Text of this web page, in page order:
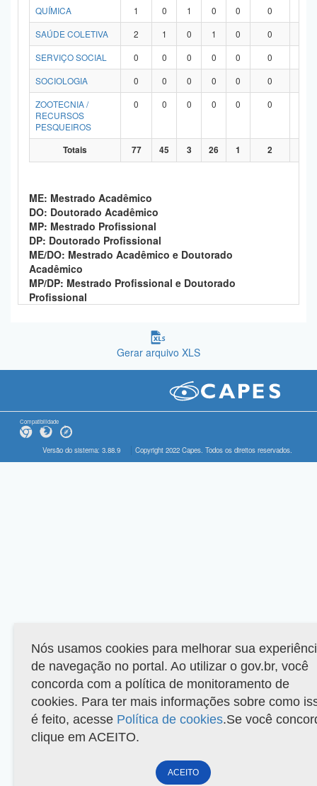
QUÍMICA
1 0 1 0 0 0
SAÚDE COLETIVA
2 1 0 1 0 0
SERVIÇO SOCIAL
0 0 0 0 0 0
SOCIOLOGIA
0 0 0 0 0 0
ZOOTECNIA /
RECURSOS
PESQUEIROS
0 0 0 0 0 0
Totais 77 45 3 26 1 2
ME: Mestrado Acadêmico
DO: Doutorado Acadêmico
MP: Mestrado Profissional
DP: Doutorado Profissional
ME/DO: Mestrado Acadêmico e Doutorado
Acadêmico
MP/DP: Mestrado Profissional e Doutorado
Profissional
Gerar arquivo XLS
Compatibilidade
Versão do sistema: 3.88.9 Copyright 2022 Capes. Todos os direitos reservados.
Nós usamos cookies para melhorar sua
de navegação no portal. Ao utilizar o gov.br, você
concorda com a política de monitoramento de
cookies. Para ter mais informações sobre como
é feito, acesse Política de cookies.Se você
clique em ACEITO.
ACEITO